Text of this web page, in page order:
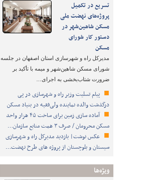
تسریع در تکمیل
پروژه‌های نهضت ملی
مسکن شاهین‌شهر در
دستور کار شورای
مسکن
مدیرکل راه و شهرسازی استان اصفهان در جلسه
شورای مسکن شاهین‌شهر و میمه با تأکید بر
ضرورت شتاب‌بخشی به اجرای…
پیام تسلیت وزیر راه و شهرسازی در پی
درگذشت والده نماینده ولی‌فقیه در بنیاد مسکن
آماده سازی زمین برای ساخت ۴۵ هزار واحد
مسکن محرومان / صرف ۳ همت منابع سازمان…
عکس نوشت| بازدید مدیرکل راه و شهرسازی
سیستان و بلوچستان از پروژه های طرح نهضت…
ویژه‌ها